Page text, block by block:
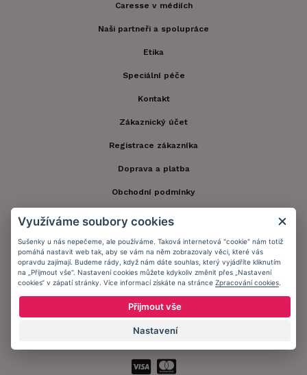
Caresse v médiích
Naši partneři a spolupráce
Etika
Speciální péče
Kontakt
Zákaznický účet
Registrace zákazníka
Doprava a platba
Obchodní podmínky
Ochrana osobních údajů
Informační memorandum
Zůstaňte s námi v kontaktu.
Využíváme soubory cookies
Sušenky u nás nepečeme, ale používáme. Taková internetová "cookie" nám totiž
pomáhá nastavit web tak, aby se vám na něm zobrazovaly věci, které vás
opravdu zajímají. Budeme rády, když nám dáte souhlas, který vyjádříte kliknutím
na „Přijmout vše“. Nastavení cookies můžete kdykoliv změnit přes „Nastavení
cookies“ v zápatí stránky. Více informací získáte na stránce Zpracování cookies
Přijmout vše
Nastavení